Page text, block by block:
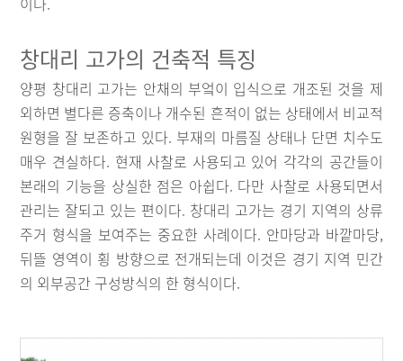
창대리 고가의 건축적 특징
양평 창대리 고가는 안채의 부엌이 입식으로 개조된 것을 제
외하면 별다른 증축이나 개수된 흔적이 없는 상태에서 비교적
원형을 잘 보존하고 있다. 부재의 마름질 상태나 단면 치수도
매우 견실하다. 현재 사찰로 사용되고 있어 각각의 공간들이
본래의 기능을 상실한 점은 아쉽다. 다만 사찰로 사용되면서
관리는 잘되고 있는 편이다. 창대리 고가는 경기 지역의 상류
주거 형식을 보여주는 중요한 사례이다. 안마당과 바깥마당,
뒤뜰 영역이 횡 방향으로 전개되는데 이것은 경기 지역 민간
의 외부공간 구성방식의 한 형식이다.